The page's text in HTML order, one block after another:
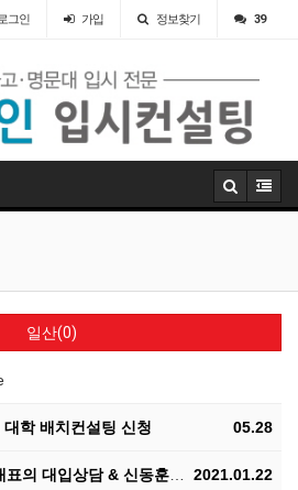
로그인 가입 정보찾기 39
일산(0)
05.28
학 배치컨설팅 신청
2021.01.22
입상담 & 신동훈본부장의…